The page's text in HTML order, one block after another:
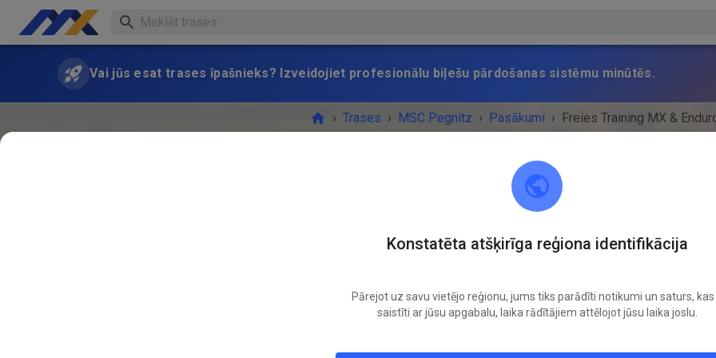
Vai jūs esat trases īpašnieks? Izveidojiet profesionālu biļešu pārdošanas sistēmu minūtēs.
› Trases › MSC Pegnitz › Pasākumi › Freies Training MX &
MSC Pegnitz
PASĀKUMS IR BEIDZIES!
30 Sestdiena 14:00-18:00
Konstatēta atšķirīga reģiona identifikācija
Pārejot uz savu vietējo reģionu, jums tiks parādīti notikumi un saturs, kas
saistīti ar jūsu apgabalu, laika rādītājiem attēlojot jūsu laika joslu.